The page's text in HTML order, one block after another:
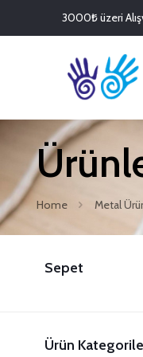
3000₺ üzeri
Home Metal
Sepet
Ürün